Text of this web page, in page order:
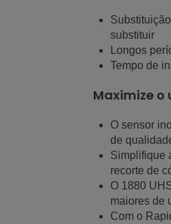
substituir
Longos
Tempo de
Maximize o
O sensor
de
Simplifique
recorte de
O 1880
maiores de
Com o